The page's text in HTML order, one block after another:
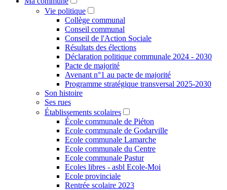
Vie politique
Collège communal
Conseil communal
Conseil de l'Action Sociale
Résultats des élections
Déclaration politique communale 2024 - 2030
Pacte de majorité
Avenant n°1 au pacte de majorité
Programme stratégique transversal 2025-2030
Son histoire
Ses rues
Établissements scolaires
École communale de Piéton
Ecole communale de Godarville
Ecole communale Lamarche
Ecole communale du Centre
Ecole communale Pastur
Ecoles libres - asbl Ecole-Moi
Ecole provinciale
Rentrée scolaire 2023